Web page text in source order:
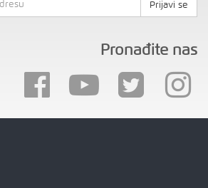
Prijavi se
Pronađite nas